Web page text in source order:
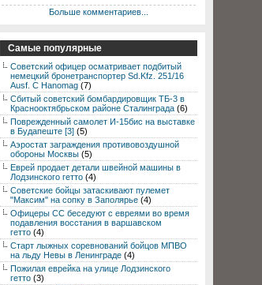
Больше комментариев...
Самые популярные
Советский офицер осматривает подбитый
немецкий бронетранспортер Sd.Kfz. 251/16
Ausf. C Hanomag (7)
Сбитый советский бомбардировщик ТБ-3 в
Краснооктябрьском районе Сталинграда (6)
Поврежденный самолет И-15бис на выставке
в Будапеште [3] (5)
Аэростат заграждения противовоздушной
обороны Москвы (5)
Еврей продает детали швейной машины в
Лодзинского гетто (4)
Советские бойцы затаскивают пулемет
"Максим" на сопку в Заполярье (4)
Офицеры СС беседуют с евреями во время
подавления восстания в варшавском
гетто (4)
Старт лыжных соревнований бойцов МПВО
на льду Невы в Ленинграде (4)
Пожилая еврейка на улице Лодзинского
гетто (3)